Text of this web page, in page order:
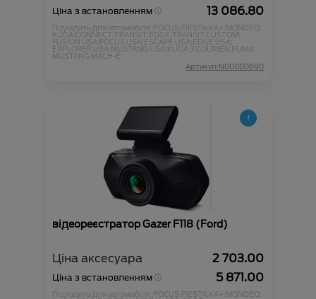
Ціна з встановленням 13 086.80
Підходить для автомобіля :FOCUS;FIESTA;KA+;MONDEO;
KUGA;CONNECT;TRANSIT;EDGE;TRANSIT CUSTOM;
FUSION USA;FOCUS USA;ESCAPE USA;EDGE USA;
EXPLORER USA;MUSTANG USA;KUGA 3;COURIER;PUMA;
MUSTANG MACH-E;
Артикул:N00000690
відеореєстратор Gazer F118 (Ford)
Ціна аксесуара 2 703.00
Ціна з встановленням 5 871.00
Підходить для автомобіля :FOCUS;FIESTA;KA+;MONDEO;